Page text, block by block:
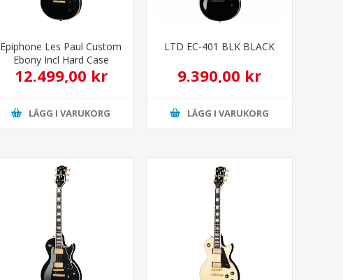
Epiphone Les Paul Custom
Ebony Incl Hard Case
12.499,00 kr
LÄGG I VARUKORG
LTD EC-401 BLK BLACK
9.390,00 kr
LÄGG I VARUKORG